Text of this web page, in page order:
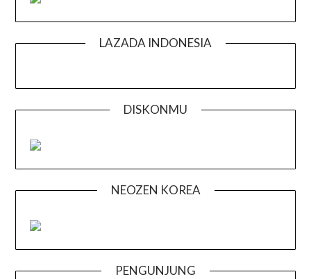
LAZADA INDONESIA
DISKONMU
NEOZEN KOREA
PENGUNJUNG